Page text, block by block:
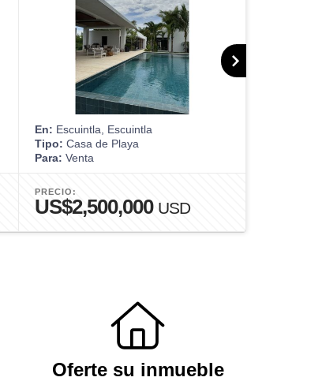
En: Escuintla, Escuintla
Tipo: Casa de Playa
Para: Venta
PRECIO:
US$2,500,000 USD
Oferte su inmueble